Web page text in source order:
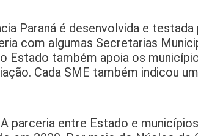
Paraná é desenvolvida e
com algumas Secretarias
Estado também apoia os
Cada SME também indicou
A parceria entre Estado e